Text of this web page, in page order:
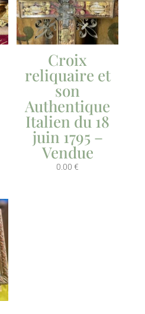
Croix
reliquaire et
son
Authentique
Italien du 18
juin 1795 –
Vendue
0.00€